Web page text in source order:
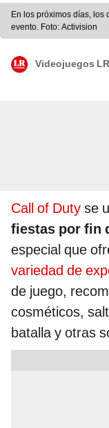
En los próximos días, los
evento. Foto: Activision
Videojuegos LR
Call of Duty se
fiestas por fin
especial que
variedad de
de juego,
cosméticos,
batalla y otras